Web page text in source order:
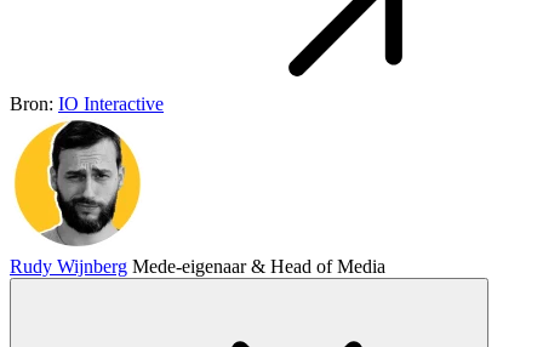
Bron: IO Interactive
Rudy Wijnberg Mede-eigenaar & Head of Media